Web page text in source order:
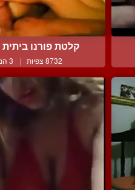
קלטת פורנו ביתית
8732 צפיות | 3 המלצות